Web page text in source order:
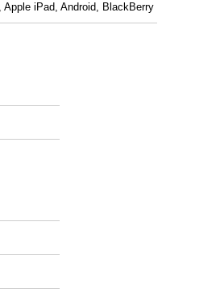
iPad, Android, BlackBerry